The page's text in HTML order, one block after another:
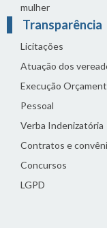
mulher
Transparência
Licitações
Atuação dos
Execução
Pessoal
Verba Indenizatória
Contratos e
Concursos
LGPD